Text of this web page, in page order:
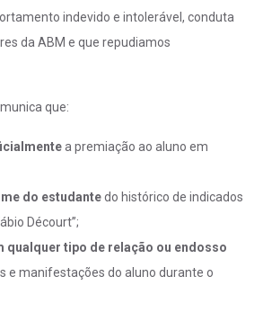
indevido e intolerável, conduta
da ABM e que repudiamos
que:
a premiação ao aluno em
do estudantedo histórico de indicados
Décourt”;
qualquer tipo de relação ou endosso
e manifestações do aluno durante o